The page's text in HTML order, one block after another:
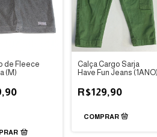
de Fleece
(M)
Calça Cargo Sarja
Have Fun Jeans (1ANO)
R$129,90